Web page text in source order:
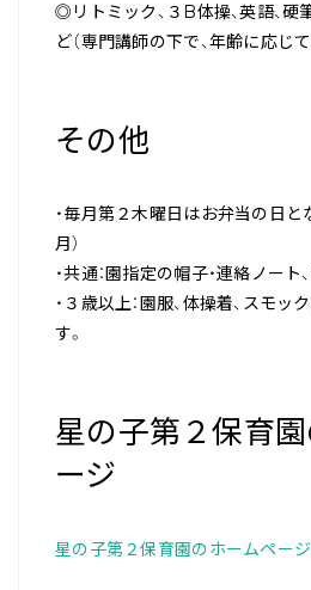
◎リトミック、３B体操、英語、硬
ど（専門講師の下で、年齢に応じて
その他
・毎月第２木曜日はお弁当の日と
月）
・共通：園指定の帽子・連絡ノート
・３歳以上：園服、体操着、スモッ
す。
星の子第２保育
ージ
星の子第２保育園のホームページ